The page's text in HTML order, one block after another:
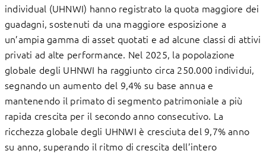
individual (UHNWI) hanno registrato la quota maggiore dei
guadagni, sostenuti da una maggiore esposizione a
un’ampia gamma di asset quotati e ad alcune classi di attivi
privati ad alte performance. Nel 2025, la popolazione
globale degli UHNWI ha raggiunto circa 250.000 individui,
segnando un aumento del 9,4% su base annua e
mantenendo il primato di segmento patrimoniale a più
rapida crescita per il secondo anno consecutivo. La
ricchezza globale degli UHNWI è cresciuta del 9,7% anno
su anno, superando il ritmo di crescita dell’intero